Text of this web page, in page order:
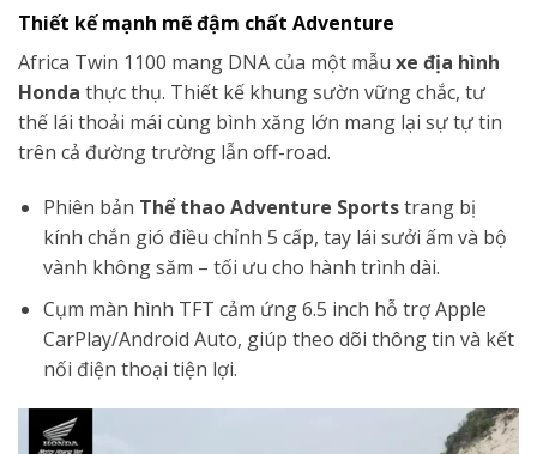
Thiết kế mạnh mẽ đậm chất Adventure
Africa Twin 1100 mang DNA của một mẫu xe địa hình
Honda thực thụ. Thiết kế khung sườn vững chắc, tư
thế lái thoải mái cùng bình xăng lớn mang lại sự tự tin
trên cả đường trường lẫn off-road.
Phiên bản Thể thao Adventure Sportstrang bị
kính chắn gió điều chỉnh 5 cấp, tay lái sưởi ấm và bộ
vành không săm – tối ưu cho hành trình dài.
Cụm màn hình TFT cảm ứng 6.5 inch hỗ trợ Apple
CarPlay/Android Auto, giúp theo dõi thông tin và kết
nối điện thoại tiện lợi.